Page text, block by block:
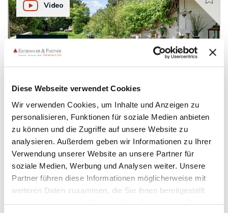
Diese Webseite verwendet Cookies
Wir verwenden Cookies, um Inhalte und Anzeigen zu
personalisieren, Funktionen für soziale Medien anbieten
zu können und die Zugriffe auf unsere Website zu
analysieren. Außerdem geben wir Informationen zu Ihrer
Verwendung unserer Website an unsere Partner für
soziale Medien, Werbung und Analysen weiter. Unsere
Partner führen diese Informationen möglicherweise mit
weiteren Daten zusammen, die Sie ihnen bereitgestellt
Video
FAMILIENTRAUM IM GRÜNEN - Liebevoll
gestaltetes Reihenmittelhaus mit großem
Garten in ruhiger Lage
Reihenmittelhaus
126 m²
6